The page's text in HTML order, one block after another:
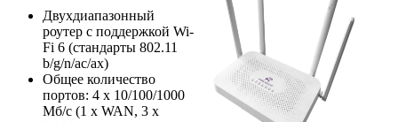
Двухдиапазонный
роутер с поддержкой Wi-
Fi 6 (стандарты 802.11
b/g/n/ac/ax)
Общее количество
портов: 4 х 10/100/1000
Мб/с (1 x WAN, 3 x